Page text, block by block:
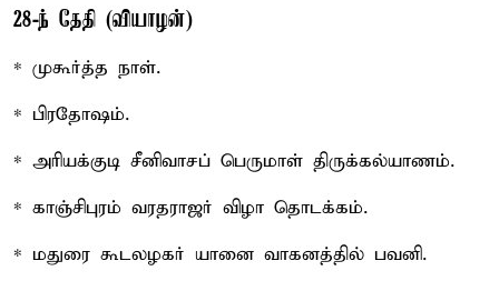
28-ந் தேதி (வியாழன்)
* முகூர்த்த நாள்.
* பிரதோஷம்.
* அரியக்குடி சீனிவாசப் பெருமாள் திருக்கல்யாணம்.
* காஞ்சிபுரம் வரதராஜர் விழா தொடக்கம்.
* மதுரை கூடலழகர் யானை வாகனத்தில் பவனி.